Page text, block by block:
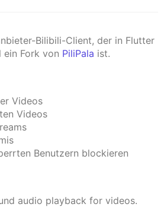
Bilibili-Client, der in Flutter
Fork von PiliPala ist.
Videos
Videos
Benutzern blockieren
audio playback for videos.